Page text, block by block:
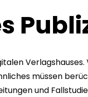
müssen
und